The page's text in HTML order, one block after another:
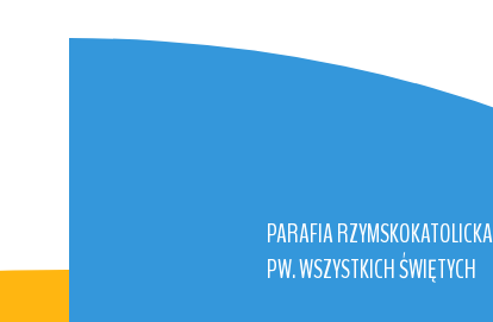
PARAFIA RZYMSKOKATOLICKA
PW. WSZYSTKICH ŚWIĘTYCH